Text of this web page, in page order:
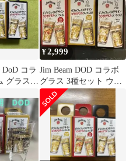
コラ
グラス 3
¥2,999
Jim Beam DOD コラボ
グラス 3種セット ウサ
ビームグラス